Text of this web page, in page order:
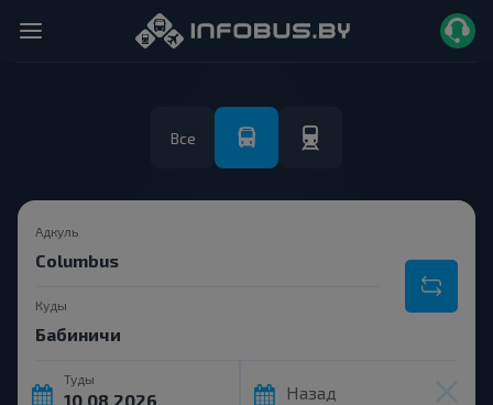
Все
Адкуль
Куды
Туды
Назад